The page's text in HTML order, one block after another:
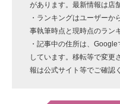
があります。最新情報は店
・ランキングはユーザー
事執筆時点と現時点のラン
・記事中の住所は、
しています。移転等で変更
報は公式サイト等でご確認